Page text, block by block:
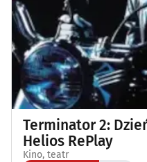
Terminator 2:
Helios RePlay
Kino, teatr